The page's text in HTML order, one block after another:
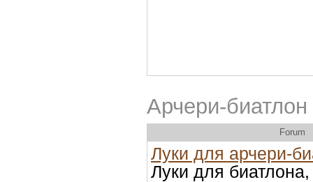
Арчери-биатлон
Forum
Луки для арчери-
Луки для